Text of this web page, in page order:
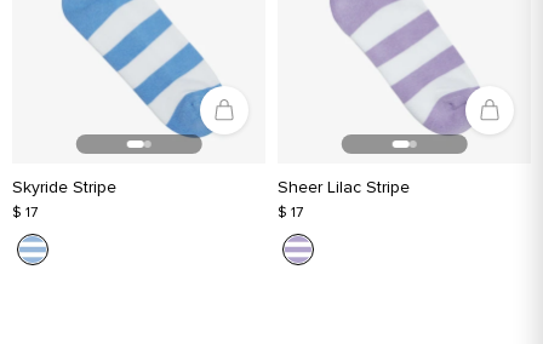
Skyride Stripe
$ 17
Sheer Lilac Stripe
$ 17